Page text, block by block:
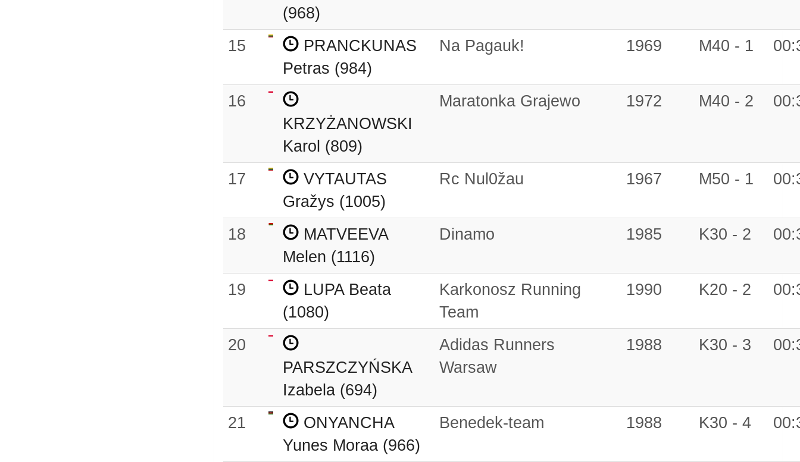
(968)
15
PRANCKUNAS
Petras (984)
Na Pagauk! 1969 M40 - 1
16
KRZYŻANOWSKI
Karol (809)
Maratonka Grajewo 1972 M40 - 2
17
VYTAUTAS
Gražys (1005)
Rc Nul0žau 1967 M50 - 1
18
MATVEEVA
Melen (1116)
Dinamo 1985 K30 - 2
19
LUPA Beata
(1080)
Karkonosz Running
Team
1990 K20 - 2
20
PARSZCZYŃSKA
Izabela (694)
Adidas Runners
Warsaw
1988 K30 - 3
21
ONYANCHA
Yunes Moraa (966)
Benedek-team 1988 K30 - 4